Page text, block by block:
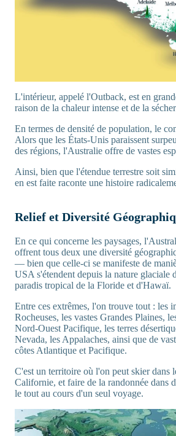
L'intérieur, appelé l'Outback, est en
raison de la chaleur intense et de la
En termes de densité de population, le
Alors que les États-Unis paraissent
des régions, l'Australie offre de vastes
Ainsi, bien que l'étendue terrestre soit
en est faite raconte une histoire
Relief et Diversité
En ce qui concerne les paysages,
offrent tous deux une diversité
— bien que celle-ci se manifeste de
USA s'étendent depuis la nature glaciale
paradis tropical de la Floride et d'Hawaï.
Entre ces extrêmes, l'on trouve tout : les
Rocheuses, les vastes Grandes Plaines,
Nord-Ouest Pacifique, les terres
Nevada, les Appalaches, ainsi que de
côtes Atlantique et Pacifique.
C'est un territoire où l'on peut skier dans
Californie, et faire de la randonnée dans
le tout au cours d'un seul voyage.